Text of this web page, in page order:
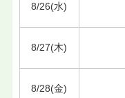
8/26(水)
8/27(木)
8/28(金)